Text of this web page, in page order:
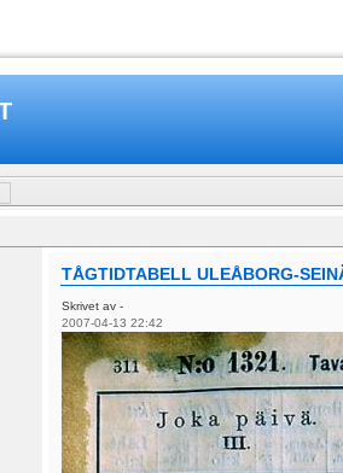
TÅGTIDTABELL ULEÅBORG-
Skrivet av -
2007-04-13 22:42